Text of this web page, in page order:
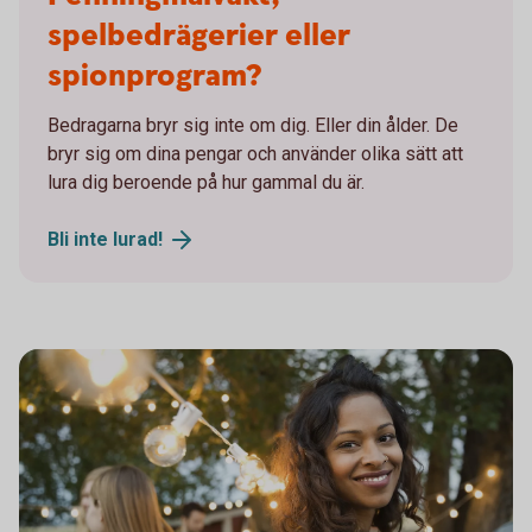
spelbedrägerier eller
spionprogram?
Bedragarna bryr sig inte om dig. Eller din ålder. De
bryr sig om dina pengar och använder olika sätt att
lura dig beroende på hur gammal du är.
Bli inte lurad!